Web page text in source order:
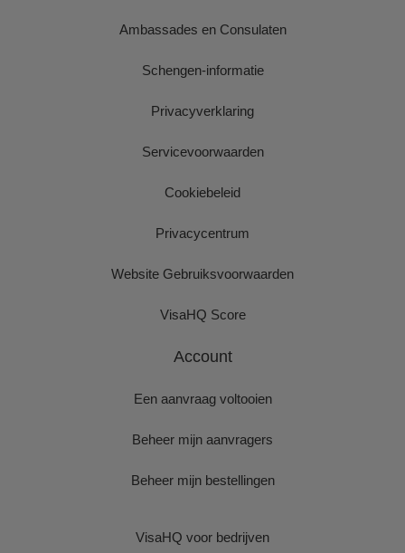
Ambassades en Consulaten
Schengen-informatie
Privacyverklaring
Servicevoorwaarden
Cookiebeleid
Privacycentrum
Website Gebruiksvoorwaarden
VisaHQ Score
Account
Een aanvraag voltooien
Beheer mijn aanvragers
Beheer mijn bestellingen
VisaHQ voor bedrijven